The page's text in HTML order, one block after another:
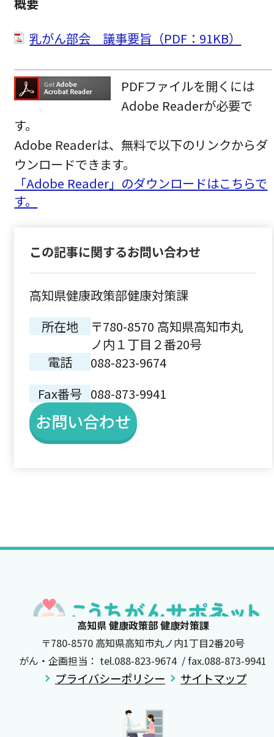
乳がん部会 議事要旨（PDF：91KB）
PDFファイルを開くには
Adobe Readerが必要で
す。
Adobe Readerは、無料で以下のリンクからダ
ウンロードできます。
「Adobe Reader」のダウンロードはこちらで
す。
この記事に関するお問い合わせ
高知県健康政策部健康対策課
所在地
〒780-8570 高知県高知市丸
ノ内１丁目２番20号
電話
088-823-9674
Fax番号 088-873-9941
お問い合わせ
高知県 健康政策部 健康対策課
〒780-8570 高知県高知市丸ノ内1丁目2番20号
がん・企画担当： tel.088-823-9674 / fax.088-873-9941
プライバシーポリシー サイトマップ